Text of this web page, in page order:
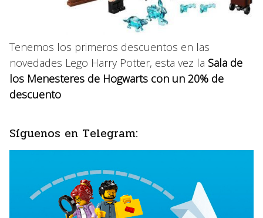
Tenemos los primeros descuentos en las
novedades Lego Harry Potter, esta vez la Sala de
los Menesteres de Hogwarts con un 20% de
descuento
Síguenos en Telegram: